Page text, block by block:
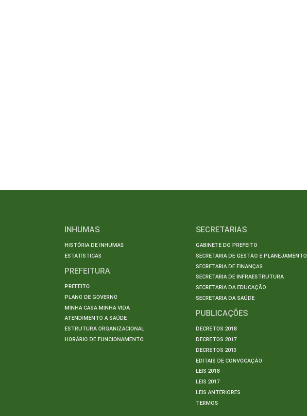
INHUMAS
HISTÓRIA DE INHUMAS
ESTATÍSTICAS
PREFEITURA
PREFEITO
PLANO DE GOVERNO
MINHA CASA MINHA VIDA
ATENDIMENTO A SAÚDE
ESTRUTURA ORGANIZACIONAL
HORÁRIO DE FUNCIONAMENTO
SECRETARIAS
GABINETE DO PREFEITO
SECRETARIA DE GESTÃO E PLANEJAMENTO
SECRETARIA DE FINANÇAS
SECRETARIA DE INFRAESTRUTURA
SECRETARIA DA EDUCAÇÃO
SECRETARIA DA SAÚDE
PUBLICAÇÕES
DECRETOS 2018
DECRETOS 2017
DECRETOS 2013
EDITAIS DE CONVOCAÇÃO
LEIS 2018
LEIS 2017
LEIS ANTERIORES
TERMOS